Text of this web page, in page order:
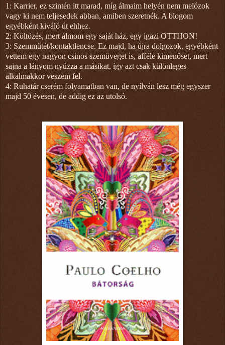
1: Karrier, ez szintén itt marad, míg álmaim helyén nem melózok
vagy ki nem teljesedek abban, amiben szeretnék. A blogom
egyébként kiváló út ehhez.
2: Költözés, mert álmom egy saját ház, egy igazi OTTHON!
3: Szemműtét/kontaktlencse. Ez majd, ha újra dolgozok, egyébként
vettem egy nagyon csinos szemüveget is, afféle kimenőset, mert
sajna a lányom nyúzza a másikat, így azt csak különleges
alkalmakkor veszem fel.
4: Ruhatár cserém folyamatban van, de nyílván lesz még egyszer
majd 50 évesen, de addig ez az utolsó.